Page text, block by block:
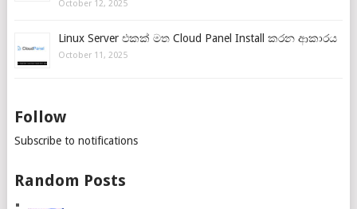
October 12, 2025
Linux Server එකක් මත Cloud Panel Install කරන ආකාරය
October 11, 2025
Follow
Subscribe to notifications
Random Posts